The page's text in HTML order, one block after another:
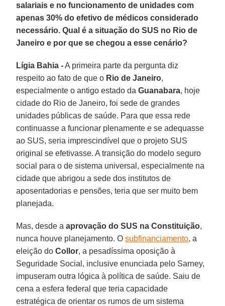
salariais e no funcionamento de unidades com
apenas 30% do efetivo de médicos considerado
necessário. Qual é a situação do SUS no Rio de
Janeiro e por que se chegou a esse cenário?
Lígia Bahia -A primeira parte da pergunta diz
respeito ao fato de que o Rio de Janeiro,
especialmente o antigo estado daGuanabara, hoje
cidade do Rio de Janeiro, foi sede de grandes
unidades públicas de saúde. Para que essa rede
continuasse a funcionar plenamente e se adequasse
ao SUS, seria imprescindível que o projeto SUS
original se efetivasse. A transição do modelo seguro
social para o de sistema universal, especialmente na
cidade que abrigou a sede dos institutos de
aposentadorias e pensões, teria que ser muito bem
planejada.
Mas, desde a aprovação do SUS na Constituição,
nunca houve planejamento. Osubfinanciamento, a
eleição doCollor, a pesadíssima oposição à
Seguridade Social, inclusive enunciada pelo Sarney,
impuseram outra lógica à política de saúde. Saiu de
cena a esfera federal que teria capacidade
estratégica de orientar os rumos de um sistema